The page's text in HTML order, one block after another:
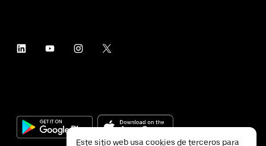
Este sitio web usa cookies de terceros para